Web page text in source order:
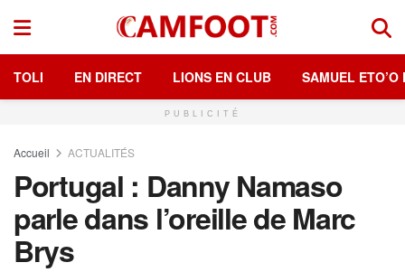
TOLI EN DIRECT LIONS EN CLUB SAMUEL ETO’O
PUBLICITÉ
Accueil ACTUALITÉS
Portugal : Danny Namaso
parle dans l’oreille de Marc
Brys